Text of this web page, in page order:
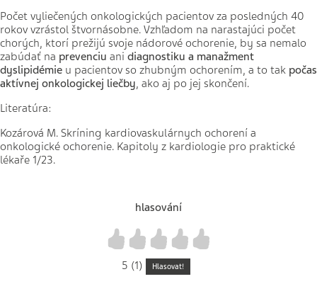
Počet vyliečených onkologických pacientov za posledných 40
rokov vzrástol štvornásobne. Vzhľadom na narastajúci počet
chorých, ktorí prežijú svoje nádorové ochorenie, by sa nemalo
zabúdať na prevenciu ani diagnostiku a manažment
dyslipidémie u pacientov so zhubným ochorením, a to tak počas
aktívnej onkologickej liečby, ako aj po jej skončení.
Literatúra:
Kozárová M. Skríning kardiovaskulárnych ochorení a
onkologické ochorenie. Kapitoly z kardiologie pro praktické
lékaře 1/23.
hlasování
4
3
2
1
5 (1) Hlasovat!